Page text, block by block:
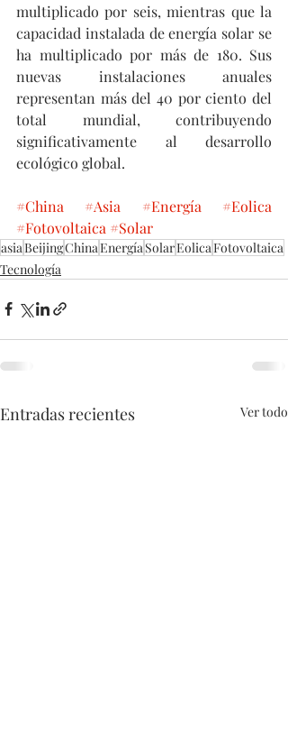
multiplicado por seis, mientras que la
capacidad instalada de energía solar se
ha multiplicado por más de 180. Sus
nuevas instalaciones anuales
representan más del 40 por ciento del
total mundial, contribuyendo
significativamente al desarrollo
ecológico global.
#China #Asia #Energía
#Eolica
#Fotovoltaica #Solar
asiaBeijingChinaEnergía SolarEolicaFotovoltaica
Tecnología
Entradas recientes Ver todo